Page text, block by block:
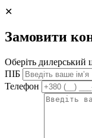
✕
Замовити
Оберіть дилерський
ПІБ
Телефон